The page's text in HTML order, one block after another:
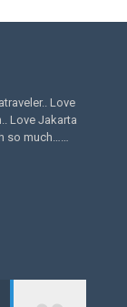
Love
Love Jakarta
so much……